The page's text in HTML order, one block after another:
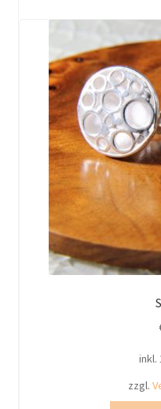
inkl.
zzgl.